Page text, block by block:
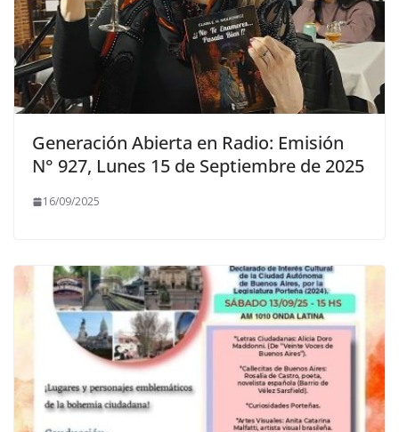
Generación Abierta en Radio: Emisión
N° 927, Lunes 15 de Septiembre de 2025
16/09/2025